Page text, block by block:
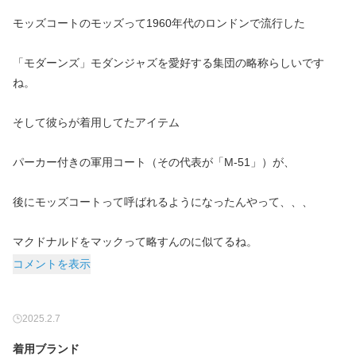
モッズコートのモッズって1960年代のロンドンで流行した
「モダーンズ」モダンジャズを愛好する集団の略称らしいです
ね。
そして彼らが着用してたアイテム
パーカー付きの軍用コート（その代表が「M-51」）が、
後にモッズコートって呼ばれるようになったんやって、、、
マクドナルドをマックって略すんのに似てるね。
コメントを表示
2025.2.7
着用ブランド